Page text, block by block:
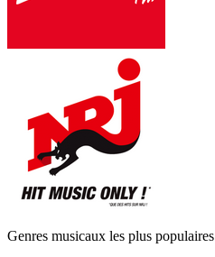
Genres musicaux les plus populaires